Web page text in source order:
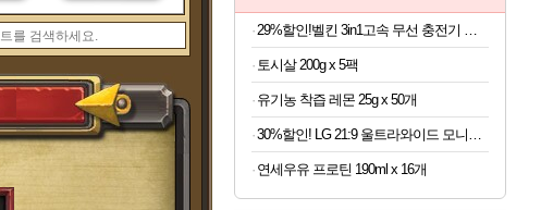
토시살 200g x 5팩
유기농 착즙 레몬 25g x 50개
연세우유 프로틴 190ml x 16개